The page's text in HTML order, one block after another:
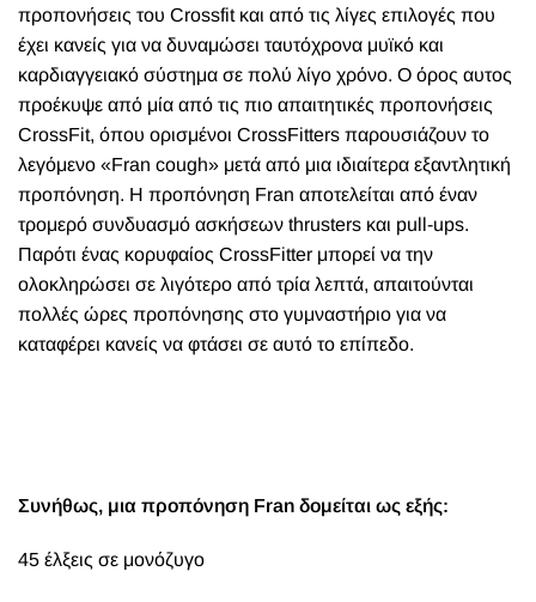
προπονήσεις του Crossfit και από τις λίγες επιλογές που
έχει κανείς για να δυναμώσει ταυτόχρονα μυϊκό και
καρδιαγγειακό σύστημα σε πολύ λίγο χρόνο. O όρος αυτος
προέκυψε από μία από τις πιο απαιτητικές προπονήσεις
CrossFit, όπου ορισμένοι CrossFitters παρουσιάζουν το
λεγόμενο «Fran cough» μετά από μια ιδιαίτερα εξαντλητική
προπόνηση. Η προπόνηση Fran αποτελείται από έναν
τρομερό συνδυασμό ασκήσεων thrusters και pull-ups.
Παρότι ένας κορυφαίος CrossFitter μπορεί να την
ολοκληρώσει σε λιγότερο από τρία λεπτά, απαιτούνται
πολλές ώρες προπόνησης στο γυμναστήριο για να
καταφέρει κανείς να φτάσει σε αυτό το επίπεδο.
Συνήθως, μια προπόνηση Fran δομείται ως εξής:
45 έλξεις σε μονόζυγο